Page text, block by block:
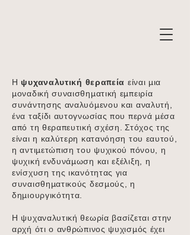
Ηψυχαναλυτική θεραπεία είναι μια
μοναδική συναισθηματική εμπειρία
συνάντησης αναλυόμενου και αναλυτή,
ένα ταξίδι αυτογνωσίας που περνά μέσα
από τη θεραπευτική σχέση. Στόχος της
είναι η καλύτερη κατανόηση του εαυτού,
η αντιμετώπιση του ψυχικού πόνου, η
ψυχική ενδυνάμωση και εξέλιξη, η
ενίσχυση της ικανότητας για
συναισθηματικούς δεσμούς, η
δημιουργικότητα.
Η ψυχαναλυτική θεωρία βασίζεται στην
αρχή ότι ο ανθρώπινος ψυχισμός έχει